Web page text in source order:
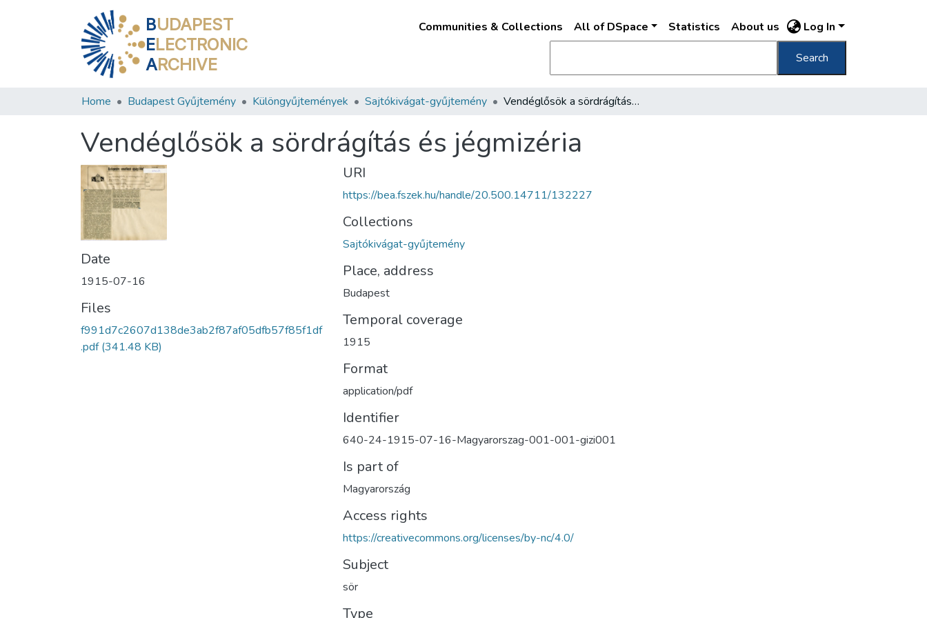
BUDAPEST
ELECTRONIC
ARCHIVE
Communities & Collections All of DSpace Statistics About us Log In
Search
Home Budapest Gyűjtemény Különgyűjtemények Sajtókivágat-gyűjtemény Vendéglősök a sördrágítás és jégmizéria
Vendéglősök a sördrágítás és jégmizéria
Date
1915-07-16
Files
f991d7c2607d138de3ab2f87af05dfb57f85f1df
.pdf(341.48 KB)
URI
https://bea.fszek.hu/handle/20.500.14711/132227
Collections
Sajtókivágat-gyűjtemény
Place, address
Budapest
Temporal coverage
1915
Format
application/pdf
Identifier
640-24-1915-07-16-Magyarorszag-001-001-gizi001
Is part of
Magyarország
Access rights
https://creativecommons.org/licenses/by-nc/4.0/
Subject
sör
Type